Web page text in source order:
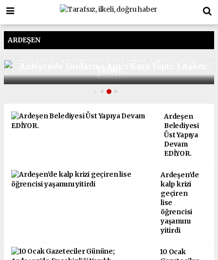
ARDEŞEN
Ardeşen'de Jandarma Aracı Kaza Yaptı: 3 Asker
Ardeşen
Belediyesi
Üst Yapıya
Devam
EDİYOR.
Ardeşen'de
kalp krizi
geçiren
lise
öğrencisi
yaşamını
yitirdi
10 Ocak